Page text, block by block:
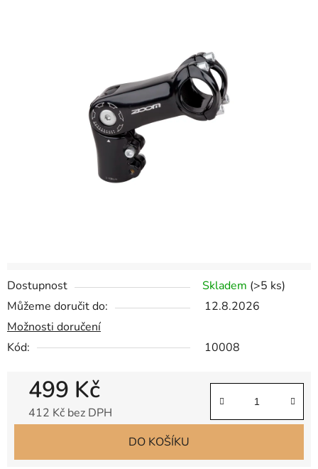
Dostupnost Skladem (>5 ks)
Můžeme doručit do:
12.8.2026
Možnosti doručení
Kód:
10008
499 Kč
412 Kč bez DPH
DO KOŠÍKU